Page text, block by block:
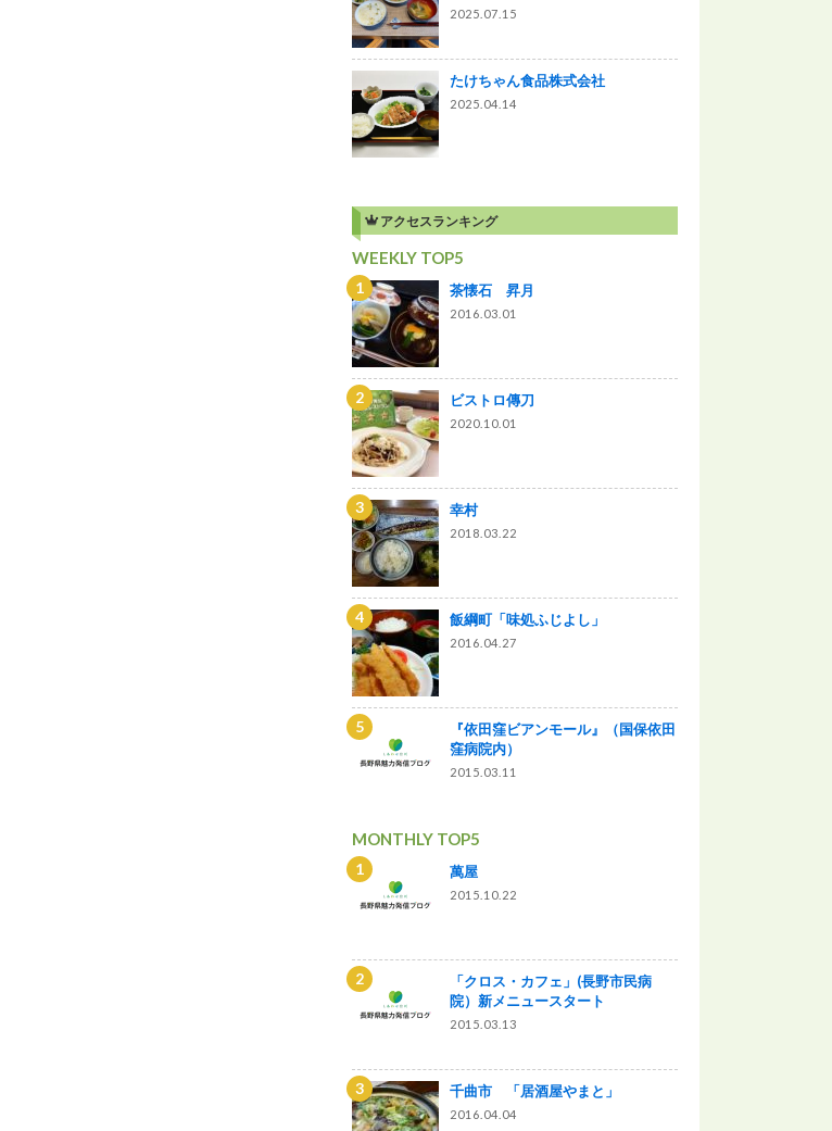
2025.07.15
たけちゃん食品株式会社
2025.04.14
アクセスランキング
WEEKLY TOP5
茶懐石 昇月
2016.03.01
ビストロ傳刀
2020.10.01
幸村
2018.03.22
飯綱町「味処ふじよし」
2016.04.27
『依田窪ビアンモール』（国保依田
窪病院内）
2015.03.11
MONTHLY TOP5
萬屋
2015.10.22
「クロス・カフェ」(長野市民病
院）新メニュースタート
2015.03.13
千曲市 「居酒屋やまと」
2016.04.04